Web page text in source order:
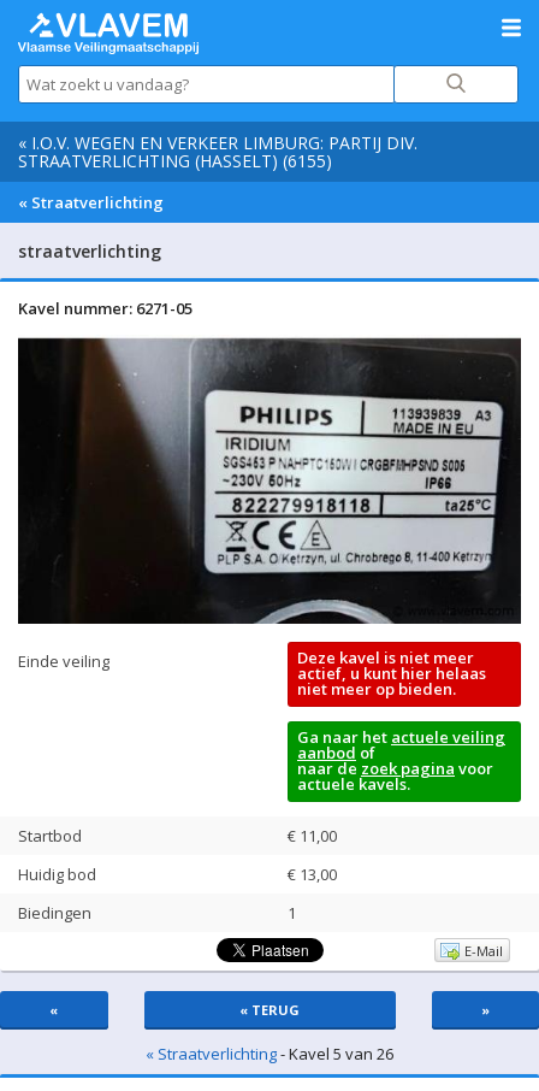
« I.O.V. WEGEN EN VERKEER LIMBURG: PARTIJ DIV.
STRAATVERLICHTING (HASSELT) (6155)
« Straatverlichting
straatverlichting
Kavel nummer: 6271-05
Einde veiling Deze kavel is niet meer
actief, u kunt hier helaas
niet meer op bieden.
Ga naar het actuele veiling
aanbod of
naar de zoek pagina voor
actuele kavels.
Startbod
€ 11,00
Huidig bod
€ 13,00
Biedingen
1
E-Mail
« « TERUG »
« Straatverlichting- Kavel 5 van 26